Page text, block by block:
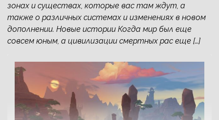
зонах и существах, которые вас там ждут, а
также о различных системах и изменениях в новом
дополнении. Новые истории Когда мир был еще
совсем юным, а цивилизации смертных рас еще […]